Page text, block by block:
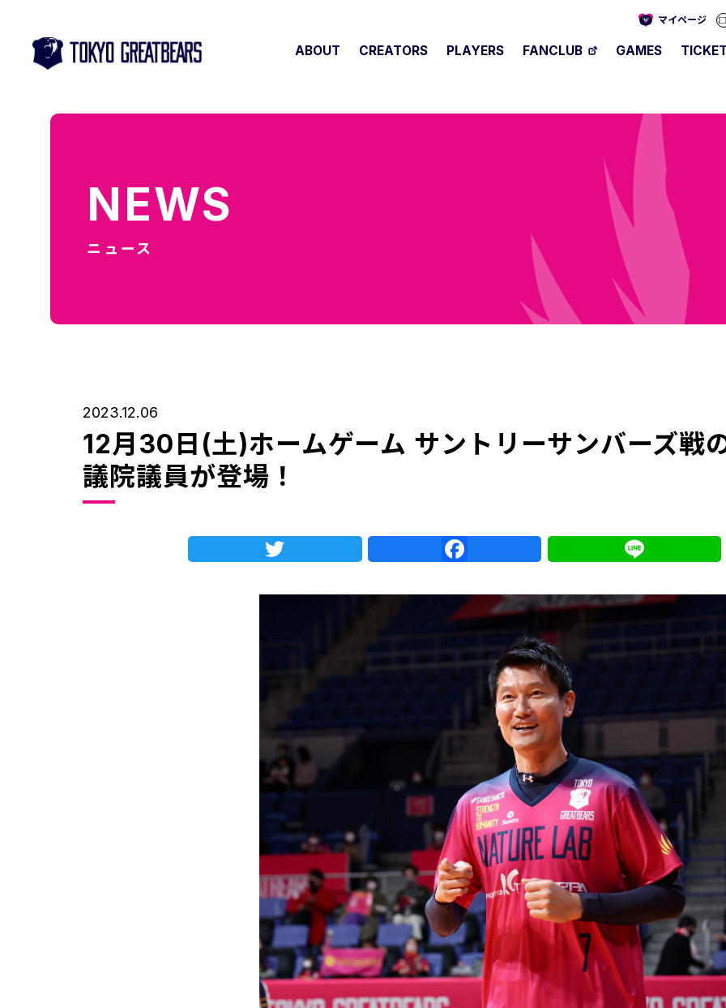
ABOUT CREATORS PLAYERS FANCLUB GAMES TICKET
マイページ
NEWS
ニュース
2023.12.06
12月30日(土)ホームゲーム サントリーサンバーズ戦
議院議員が登場！
Twitter Facebook